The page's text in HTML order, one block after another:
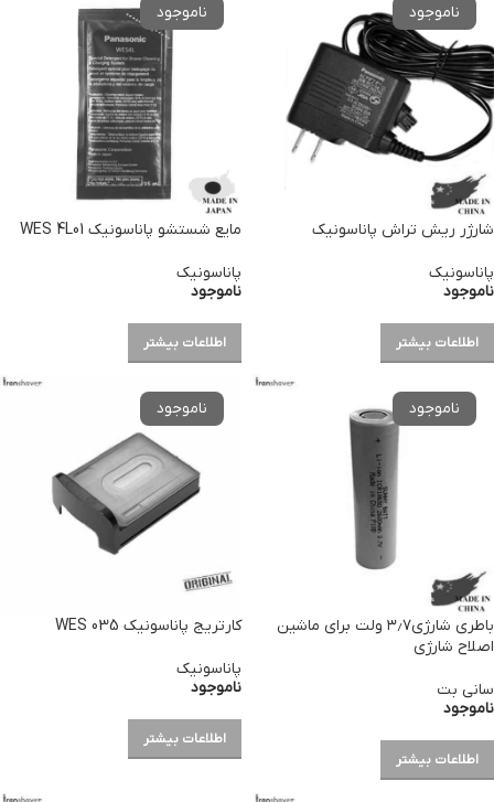
شارژر ریش تراش پاناسونیک
پاناسونیک
ناموجود
اطلاعات بیشتر
مایع شستشو پاناسونیک WES 4L01
پاناسونیک
ناموجود
اطلاعات بیشتر
باطری شارژی۳٫۷ ولت برای ماشین
اصلاح شارژی
سانی بت
ناموجود
اطلاعات بیشتر
کارتریج پاناسونیک WES 035
پاناسونیک
ناموجود
اطلاعات بیشتر